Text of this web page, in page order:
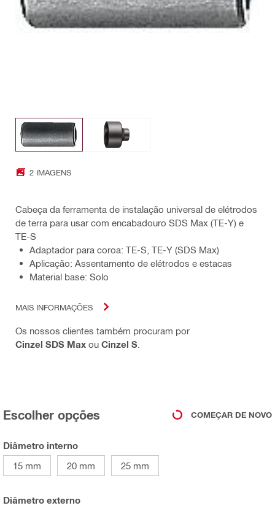
2 IMAGENS
Cabeça da ferramenta de instalação universal de elétrodos
de terra para usar com encabadouro SDS Max (TE-Y) e
TE-S
Adaptador para coroa: TE-S, TE-Y (SDS Max)
Aplicação: Assentamento de elétrodos e estacas
Material base: Solo
MAIS INFORMAÇÕES
Os nossos clientes também procuram por
Cinzel SDS Max ou Cinzel S
Escolher opções COMEÇAR DE NOVO
Diâmetro interno
15 mm
20 mm 25 mm
Diâmetro externo